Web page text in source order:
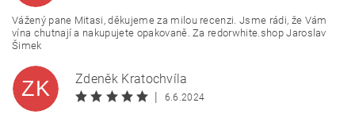
Vážený pane Mitasi, děkujeme za milou recenzi. Jsme rádi, že Vám
vína chutnají a nakupujete opakovaně. Za redorwhite.shop Jaroslav
Šimek
ZK
Zdeněk Kratochvíla
|
6.6.2024